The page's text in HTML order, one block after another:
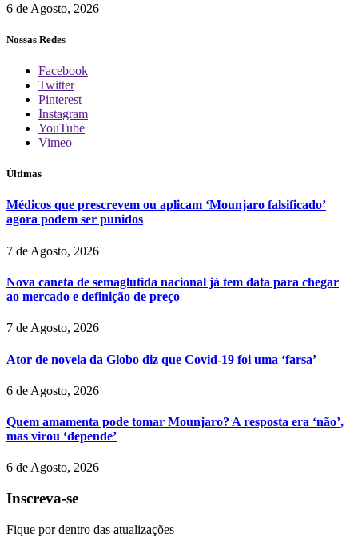
6 de Agosto, 2026
Nossas Redes
Facebook
Twitter
Pinterest
Instagram
YouTube
Vimeo
Últimas
Médicos que prescrevem ou aplicam ‘Mounjaro falsificado’
agora podem ser punidos
7 de Agosto, 2026
Nova caneta de semaglutida nacional já tem data para chegar
ao mercado e definição de preço
7 de Agosto, 2026
Ator de novela da Globo diz que Covid-19 foi uma ‘farsa’
6 de Agosto, 2026
Quem amamenta pode tomar Mounjaro? A resposta era ‘não’,
mas virou ‘depende’
6 de Agosto, 2026
Inscreva-se
Fique por dentro das atualizações